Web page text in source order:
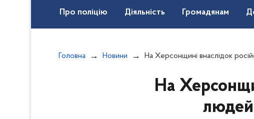
Про поліцію Діяльність Громадянам
Головна Новини На Херсонщині внаслідок російських атак двоє людей загинуло та двоє
На
людей